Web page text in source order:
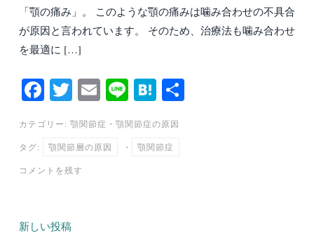
「顎の痛み」。 このような顎の痛みは噛み合わせの不具合
が原因と言われています。 そのため、治療法も噛み合わせ
を最適に […]
Fa
bo
ok
T
tte
r
E
ail
Li H
en
a
カテゴリー: 顎関節症 ・ 顎関節症の原因
タグ: 顎関節層の原因 ・ 顎関節症
コメントを残す
投
新しい投稿